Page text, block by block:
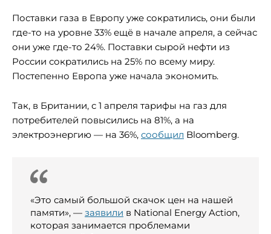
Поставки газа в Европу уже сократились, они были
где-то на уровне 33% ещё в начале апреля, а сейчас
они уже где-то 24%. Поставки сырой нефти из
России сократились на 25% по всему миру.
Постепенно Европа уже начала экономить.
Так, в Британии, с 1 апреля тарифы на газ для
потребителей повысились на 81%, а на
электроэнергию — на 36%, сообщил Bloomberg.
«Это самый большой скачок цен на нашей
памяти», — заявили в National Energy Action,
которая занимается проблемами